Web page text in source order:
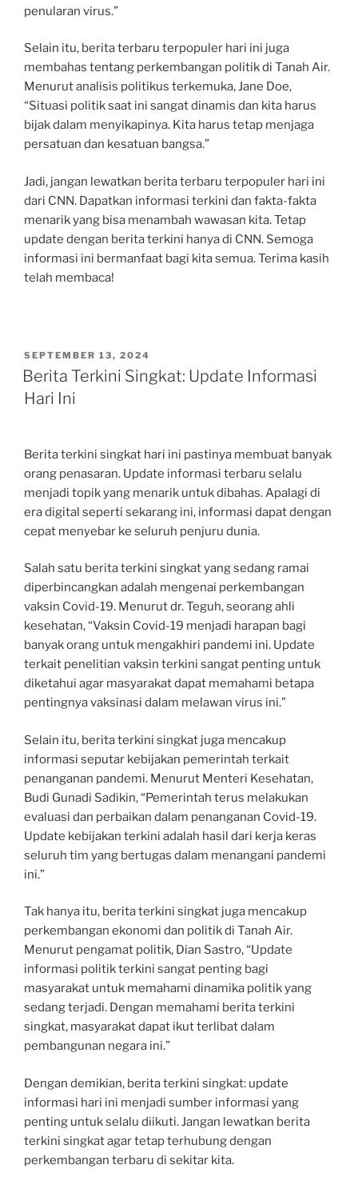
penularan virus.”
Selain itu, berita terbaru terpopuler hari ini juga
membahas tentang perkembangan politik di Tanah Air.
Menurut analisis politikus terkemuka, Jane Doe,
“Situasi politik saat ini sangat dinamis dan kita harus
bijak dalam menyikapinya. Kita harus tetap menjaga
persatuan dan kesatuan bangsa.”
Jadi, jangan lewatkan berita terbaru terpopuler hari ini
dari CNN. Dapatkan informasi terkini dan fakta-fakta
menarik yang bisa menambah wawasan kita. Tetap
update dengan berita terkini hanya di CNN. Semoga
informasi ini bermanfaat bagi kita semua. Terima kasih
telah membaca!
POSTED
ON
SEPTEMBER 13, 2024
Berita Terkini Singkat: Update Informasi
Hari Ini
Berita terkini singkat hari ini pastinya membuat banyak
orang penasaran. Update informasi terbaru selalu
menjadi topik yang menarik untuk dibahas. Apalagi di
era digital seperti sekarang ini, informasi dapat dengan
cepat menyebar ke seluruh penjuru dunia.
Salah satu berita terkini singkat yang sedang ramai
diperbincangkan adalah mengenai perkembangan
vaksin Covid-19. Menurut dr. Teguh, seorang ahli
kesehatan, “Vaksin Covid-19 menjadi harapan bagi
banyak orang untuk mengakhiri pandemi ini. Update
terkait penelitian vaksin terkini sangat penting untuk
diketahui agar masyarakat dapat memahami betapa
pentingnya vaksinasi dalam melawan virus ini.”
Selain itu, berita terkini singkat juga mencakup
informasi seputar kebijakan pemerintah terkait
penanganan pandemi. Menurut Menteri Kesehatan,
Budi Gunadi Sadikin, “Pemerintah terus melakukan
evaluasi dan perbaikan dalam penanganan Covid-19.
Update kebijakan terkini adalah hasil dari kerja keras
seluruh tim yang bertugas dalam menangani pandemi
ini.”
Tak hanya itu, berita terkini singkat juga mencakup
perkembangan ekonomi dan politik di Tanah Air.
Menurut pengamat politik, Dian Sastro, “Update
informasi politik terkini sangat penting bagi
masyarakat untuk memahami dinamika politik yang
sedang terjadi. Dengan memahami berita terkini
singkat, masyarakat dapat ikut terlibat dalam
pembangunan negara ini.”
Dengan demikian, berita terkini singkat: update
informasi hari ini menjadi sumber informasi yang
penting untuk selalu diikuti. Jangan lewatkan berita
terkini singkat agar tetap terhubung dengan
perkembangan terbaru di sekitar kita.